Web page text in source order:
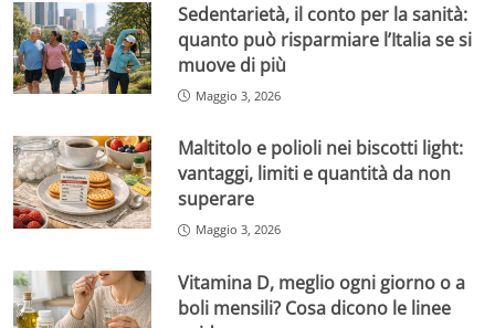
Sedentarietà, il conto per la sanità:
quanto può risparmiare l’Italia se si
muove di più
Maggio 3, 2026
Maltitolo e polioli nei biscotti light:
vantaggi, limiti e quantità da non
superare
Maggio 3, 2026
Vitamina D, meglio ogni giorno o a
boli mensili? Cosa dicono le linee